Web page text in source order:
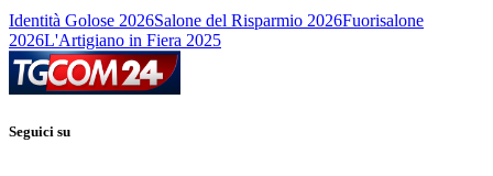
Identità Golose 2026Salone del Risparmio 2026Fuorisalone
2026L'Artigiano in Fiera 2025
Seguici su